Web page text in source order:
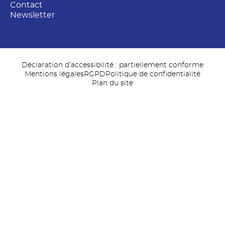
Contact
Newsletter
Déclaration d’accessibilité : partiellement conforme
Mentions légalesRGPD Politique de confidentialité
Plan du site